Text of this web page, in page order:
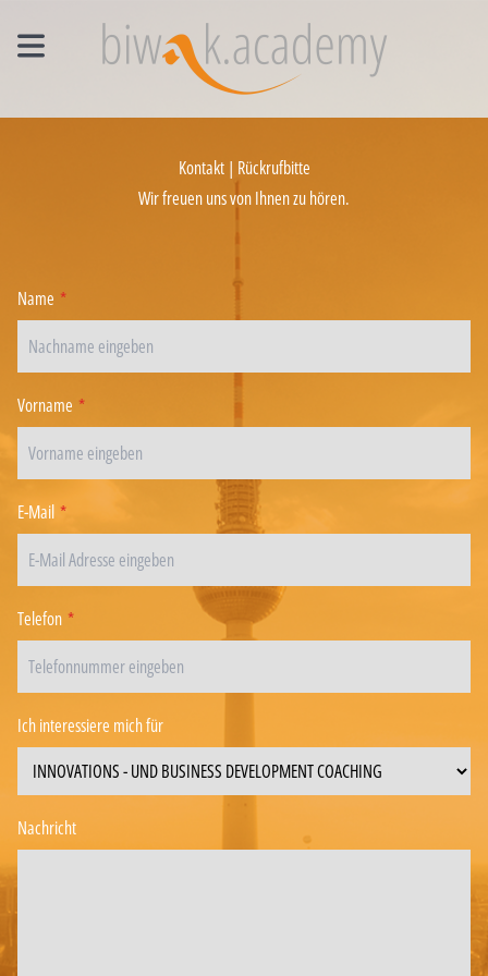
WORKSHOPS
UNTERNEHMENS- UND VERTRIEBSFACHWIRT®
Kontakt | Rückrufbitte
Wir freuen uns von Ihnen zu hören.
Name *
Vorname *
E-Mail *
Telefon *
Ich interessiere mich für
Nachricht